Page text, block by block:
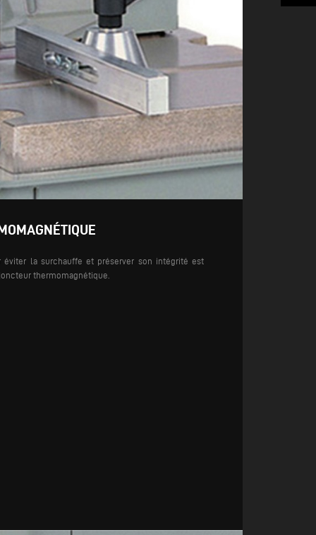
la surchauffe et préserver son intégrité est
thermomagnétique.